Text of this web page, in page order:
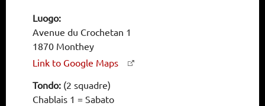
Luogo:
Avenue du Crochetan 1
1870 Monthey
Link to Google Maps
Tondo: (2 squadre)
Chablais 1 = Sabato